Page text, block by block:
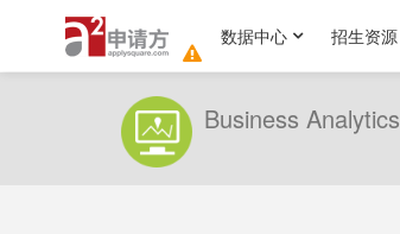
数据中心 招生资源
Business Analytics